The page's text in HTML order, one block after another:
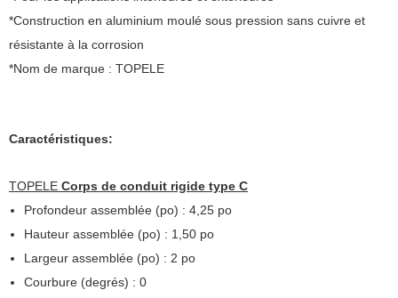
*Construction en aluminium moulé sous pression sans cuivre et
résistante à la corrosion
*Nom de marque : TOPELE
Caractéristiques:
TOPELE Corps de conduit rigide type C
Profondeur assemblée (po) : 4,25 po
Hauteur assemblée (po) : 1,50 po
Largeur assemblée (po) : 2 po
Courbure (degrés) : 0